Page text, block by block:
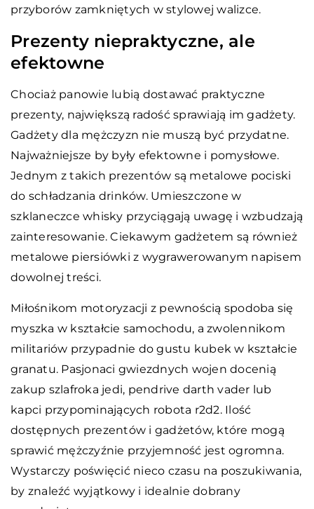
przyborów zamkniętych w stylowej walizce.
Prezenty niepraktyczne, ale
efektowne
Chociaż panowie lubią dostawać praktyczne
prezenty, największą radość sprawiają im gadżety.
Gadżety dla mężczyzn nie muszą być przydatne.
Najważniejsze by były efektowne i pomysłowe.
Jednym z takich prezentów są metalowe pociski
do schładzania drinków. Umieszczone w
szklaneczce whisky przyciągają uwagę i wzbudzają
zainteresowanie. Ciekawym gadżetem są również
metalowe piersiówki z wygrawerowanym napisem
dowolnej treści.
Miłośnikom motoryzacji z pewnością spodoba się
myszka w kształcie samochodu, a zwolennikom
militariów przypadnie do gustu kubek w kształcie
granatu. Pasjonaci gwiezdnych wojen docenią
zakup szlafroka jedi, pendrive darth vader lub
kapci przypominających robota r2d2. Ilość
dostępnych prezentów i gadżetów, które mogą
sprawić mężczyźnie przyjemność jest ogromna.
Wystarczy poświęcić nieco czasu na poszukiwania,
by znaleźć wyjątkowy i idealnie dobrany